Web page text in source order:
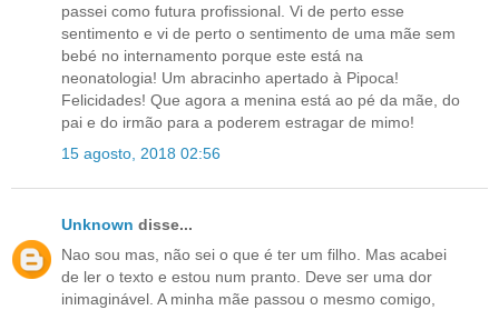
passei como futura profissional. Vi de perto esse
sentimento e vi de perto o sentimento de uma mãe sem
bebé no internamento porque este está na
neonatologia! Um abracinho apertado à Pipoca!
Felicidades! Que agora a menina está ao pé da mãe, do
pai e do irmão para a poderem estragar de mimo!
15 agosto, 2018 02:56
Unknown disse...
Nao sou mas, não sei o que é ter um filho. Mas acabei
de ler o texto e estou num pranto. Deve ser uma dor
inimaginável. A minha mãe passou o mesmo comigo,